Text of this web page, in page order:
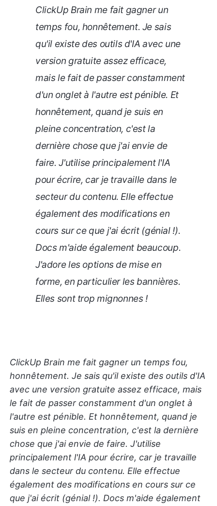
ClickUp Brain me fait gagner un
temps fou, honnêtement. Je sais
qu'il existe des outils d'IA avec une
version gratuite assez efficace,
mais le fait de passer constamment
d'un onglet à l'autre est pénible. Et
honnêtement, quand je suis en
pleine concentration, c'est la
dernière chose que j'ai envie de
faire.J'utilise principalement l'IA
pour écrire, car je travaille dans le
secteur du contenu. Elle effectue
également des modifications en
cours sur ce que j'ai écrit (génial !).
Docs m'aide également beaucoup.
J'adore les options de mise en
forme, en particulier les bannières.
Elles sont trop mignonnes !
ClickUp Brain me fait gagner un temps fou,
honnêtement. Je sais qu'il existe des outils d'IA
avec une version gratuite assez efficace, mais
le fait de passer constamment d'un onglet à
l'autre est pénible. Et honnêtement, quand je
suis en pleine concentration, c'est la dernière
chose que j'ai envie de faire. J'utilise
principalement l'IA pour écrire, car je travaille
dans le secteur du contenu. Elle effectue
également des modifications en cours sur ce
que j'ai écrit (génial !). Docs m'aide également